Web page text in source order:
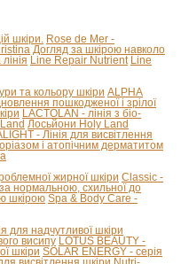
шкіри. Rose de Mer -
Догляд за шкірою навколо
Line Repair Nutrient Line
та кольору шкіри ALPHA
пошкодженої і зрілої
LACTOLAN - лінія з біо-
Лосьйони Holy Land
- Лінія для висвітлення
і атопічним дерматитом
жирної шкіри Classic -
нормальною, схильної до
шкірою Spa & Body Care -
для надчутливої ​​шкіри
висипу LOTUS BEAUTY -
шкіри SOLAR ENERGY - серія